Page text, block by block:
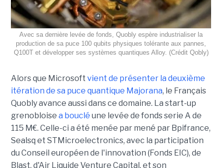
Avec sa dernière levée de fonds, Quobly espère industrialiser la
production de sa puce 100 qubits physiques tolérante aux pannes,
Q100T et développer ses systèmes quantiques Alloy. (Crédit Qobly)
Alors que Microsoft vient de présenter la deuxième
itération de sa puce quantique Majorana, le Français
Quobly avance aussi dans ce domaine. La start-up
grenobloise a bouclé une levée de fonds serie A de
115 M€. Celle-ci a été menée par mené par Bpifrance,
Sealsq et STMicroelectronics, avec la participation
du Conseil européen de l'innovation (Fonds EIC), de
Blast, d'Air Liquide Venture Capital, et son